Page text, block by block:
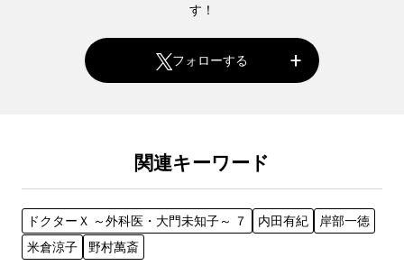
す！
フォローする
関連キーワード
ドクターＸ ～外科医・大門未知子～ ７ 内田有紀
岸部一徳
米倉涼子
野村萬斎